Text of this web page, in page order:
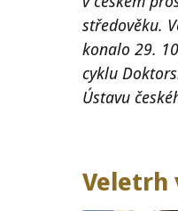
středověku.
konalo 29.
cyklu
Ústavu
Veletrh